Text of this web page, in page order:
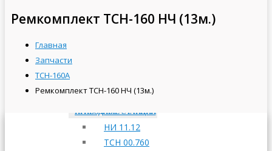
ПРИВОДНЫЕ СТАНЦИИ
НИ 11.12
ТСН 00.760
Ремкомплект ТСН-160 НЧ (13м.)
Главная
Запчасти
ТСН-160А
Ремкомплект ТСН-160 НЧ (13м.)